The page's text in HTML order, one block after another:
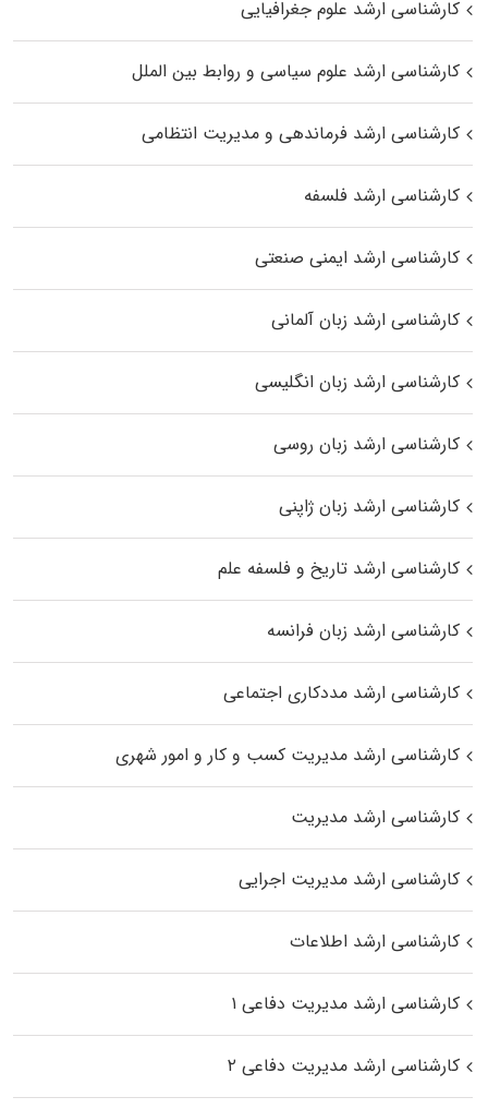
کارشناسی ارشد علوم جغرافیایی
کارشناسی ارشد علوم سیاسی و روابط بین الملل
کارشناسی ارشد فرماندهی و مدیریت انتظامی
کارشناسی ارشد فلسفه
کارشناسی ارشد ایمنی صنعتی
کارشناسی ارشد زبان آلمانی
کارشناسی ارشد زبان انگلیسی
کارشناسی ارشد زبان روسی
کارشناسی ارشد زبان ژاپنی
کارشناسی ارشد تاریخ و فلسفه علم
کارشناسی ارشد زبان فرانسه
کارشناسی ارشد مددکاری اجتماعی
کارشناسی ارشد مدیریت کسب و کار و امور شهری
کارشناسی ارشد مدیریت
کارشناسی ارشد مدیریت اجرایی
کارشناسی ارشد اطلاعات
کارشناسی ارشد مدیریت دفاعی ۱
کارشناسی ارشد مدیریت دفاعی ۲